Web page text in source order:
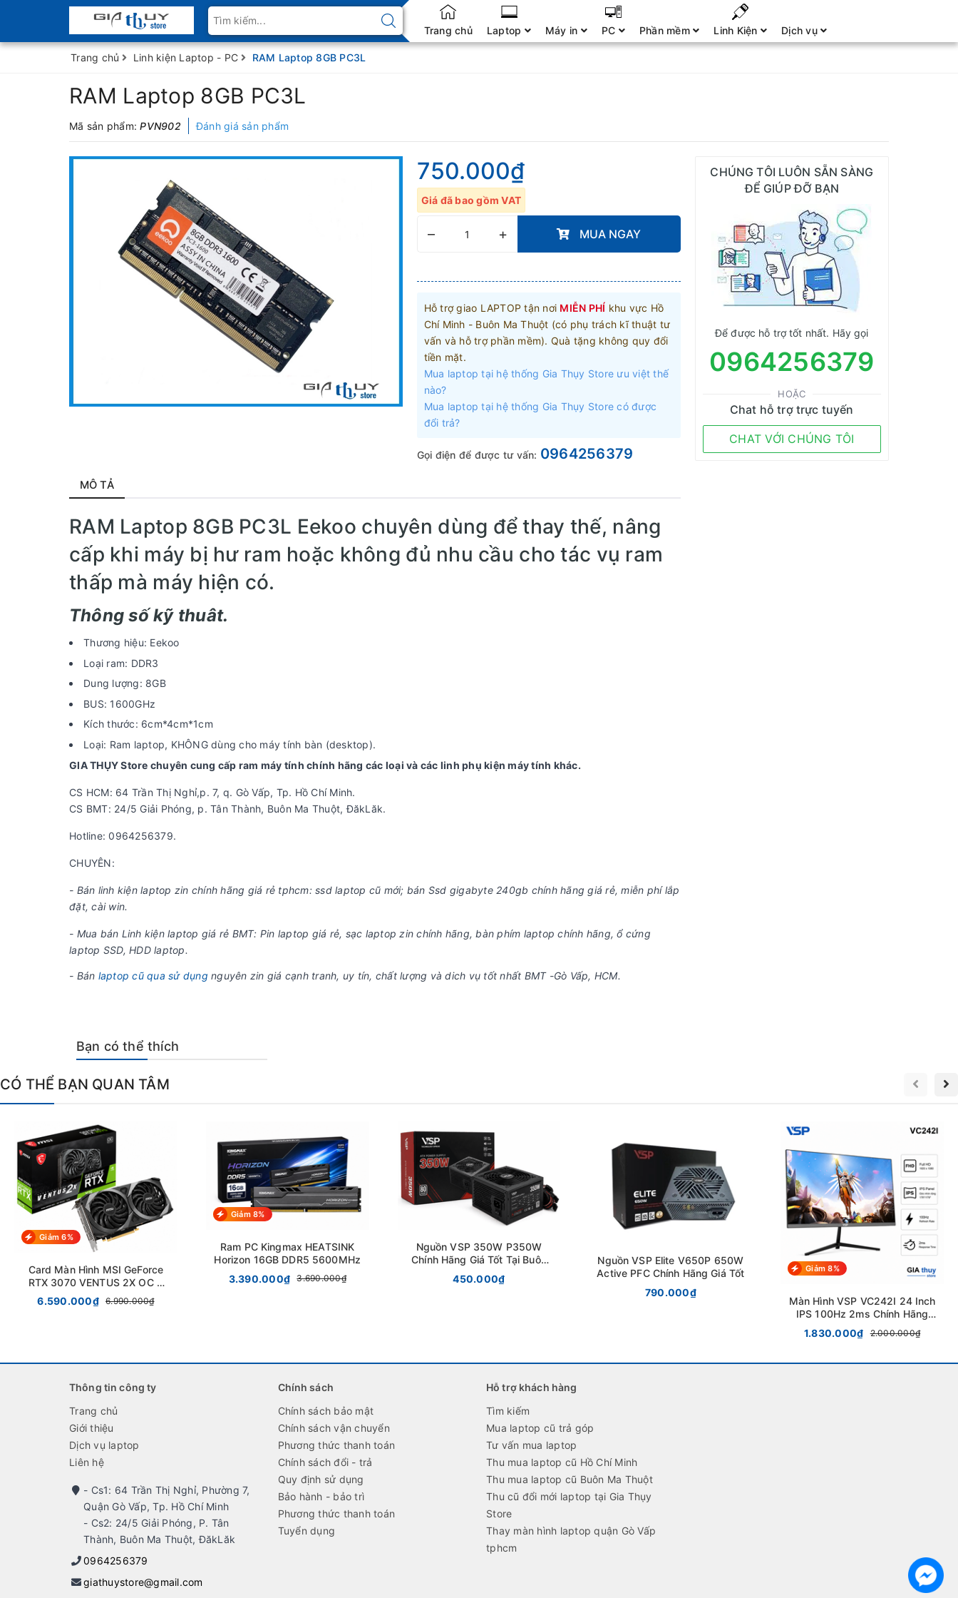
Trang chủ Laptop Máy in PC Phần mềm Linh Kiện Dịch vụ
Trang chủ Linh kiện Laptop - PC RAM Laptop 8GB PC3L
RAM Laptop 8GB PC3L
Mã sản phẩm:PVN902 Đánh giá sản phẩm
750.000₫
Giá đã bao gồm VAT
– + MUA NGAY
Hỗ trợ giao LAPTOP tận nơi MIỄN PHÍ khu vực Hồ
Chí Minh - Buôn Ma Thuột (có phụ trách kĩ thuật tư
vấn và hỗ trợ phần mềm). Quà tặng không quy đổi
tiền mặt.
Mua laptop tại hệ thống Gia Thụy Store ưu việt thế
nào?
Mua laptop tại hệ thống Gia Thụy Store có được
đổi trả?
Gọi điện để được tư vấn: 0964256379
CHÚNG TÔI LUÔN SẴN SÀNG
ĐỂ GIÚP ĐỠ BẠN
Để được hỗ trợ tốt nhất. Hãy gọi
0964256379
HOẶC
Chat hỗ trợ trực tuyến
CHAT VỚI CHÚNG TÔI
MÔ TẢ
RAM Laptop 8GB PC3L Eekoo chuyên dùng để thay thế, nâng
cấp khi máy bị hư ram hoặc không đủ nhu cầu cho tác vụ ram
thấp mà máy hiện có.
Thông số kỹ thuât.
Thương hiệu: Eekoo
Loại ram: DDR3
Dung lượng: 8GB
BUS: 1600GHz
Kích thước: 6cm*4cm*1cm
Loại: Ram laptop, KHÔNG dùng cho máy tính bàn (desktop).
GIA THỤY Store chuyên cung cấp ram máy tính chính hãng các loại và các linh phụ kiện máy tính khác.
CS HCM: 64 Trần Thị Nghỉ,p. 7, q. Gò Vấp, Tp. Hồ Chí Minh.
CS BMT: 24/5 Giải Phóng, p. Tân Thành, Buôn Ma Thuột, ĐăkLăk.
Hotline: 0964256379.
CHUYÊN:
- Bán linh kiện laptop zin chính hãng giá rẻ tphcm: ssd laptop cũ mới; bán Ssd gigabyte 240gb chính hãng giá rẻ, miễn phí lắp
đặt, cài win.
- Mua bán Linh kiện laptop giá rẻ BMT: Pin laptop giá rẻ, sạc laptop zin chính hãng, bàn phím laptop chính hãng, ổ cứng
laptop SSD, HDD laptop.
- Bán laptop cũ qua sử dụng nguyên zin giá cạnh tranh, uy tín, chất lượng và dich vụ tốt nhất BMT -Gò Vấp, HCM.
Bạn có thể thích
CÓ THỂ BẠN QUAN TÂM
Giảm 6%
Card Màn Hình MSI GeForce
RTX 3070 VENTUS 2X OC 2
Fan Full Box Chính Hãng
6.590.000₫ 6.990.000₫
Giảm 8%
Ram PC Kingmax HEATSINK
Horizon 16GB DDR5 5600MHz
3.390.000₫
3.690.000₫
Nguồn VSP 350W P350W
Chính Hãng Giá Tốt Tại Buôn
Ma Thuột
450.000₫
Nguồn VSP Elite V650P 650W
Active PFC Chính Hãng Giá Tốt
790.000₫
Giảm 8%
Màn Hình VSP VC242I 24 Inch
IPS 100Hz 2ms Chính Hãng
Tại Buôn Ma Thuột
1.830.000₫ 2.000.000₫
Thông tin công ty
Trang chủ
Giới thiệu
Dịch vụ laptop
Liên hệ
- Cs1: 64 Trần Thị Nghỉ, Phường 7,
Quận Gò Vấp, Tp. Hồ Chí Minh
- Cs2: 24/5 Giải Phóng, P. Tân
Thành, Buôn Ma Thuột, ĐăkLăk
0964256379
giathuystore@gmail.com
Chính sách
Chính sách bảo mật
Chính sách vận chuyển
Phương thức thanh toán
Chính sách đổi - trả
Quy định sử dụng
Bảo hành - bảo trì
Phương thức thanh toán
Tuyển dụng
Hỗ trợ khách hàng
Tìm kiếm
Mua laptop cũ trả góp
Tư vấn mua laptop
Thu mua laptop cũ Hồ Chí Minh
Thu mua laptop cũ Buôn Ma Thuột
Thu cũ đổi mới laptop tại Gia Thụy
Store
Thay màn hình laptop quận Gò Vấp
tphcm